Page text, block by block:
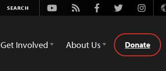
Youtube
Rss FacebookTwitter
Get Involved About Us Donate